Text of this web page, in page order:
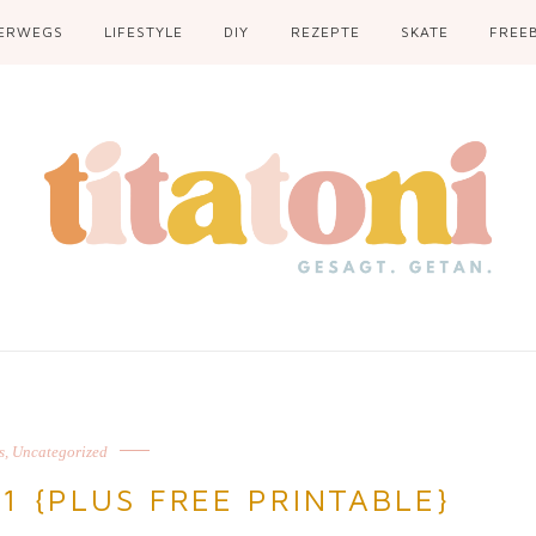
LIFESTYLE DIY REZEPTE SKATE
, Uncategorized
{PLUS FREE PRINTABLE}